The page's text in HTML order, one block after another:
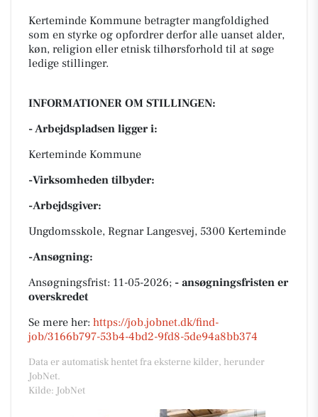
Kerteminde Kommune betragter mangfoldighed
som en styrke og opfordrer derfor alle uanset alder,
køn, religion eller etnisk tilhørsforhold til at søge
ledige stillinger.
INFORMATIONER OM STILLINGEN:
- Arbejdspladsen ligger i:
Kerteminde Kommune
-Virksomheden tilbyder:
-Arbejdsgiver:
Ungdomsskole, Regnar Langesvej, 5300 Kerteminde
-Ansøgning:
Ansøgningsfrist: 11-05-2026; - ansøgningsfristen er
overskredet
Se mere her: https://job.jobnet.dk/find-
job/3166b797-53b4-4bd2-9fd8-5de94a8bb374
Data er automatisk hentet fra eksterne kilder, herunder
JobNet.
Kilde: JobNet